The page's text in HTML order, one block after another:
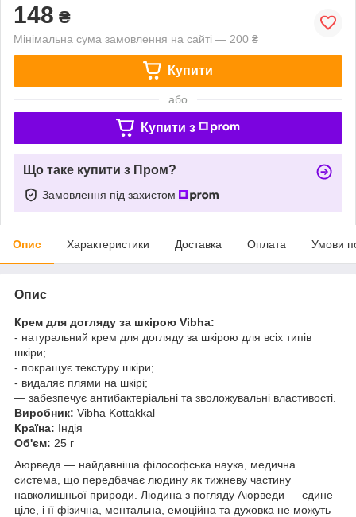
148 ₴
Мінімальна сума замовлення на сайті — 200 ₴
Купити
або
Купити з
Що таке купити з Пром?
Замовлення під захистом
Опис Характеристики Доставка Оплата Умови
Опис
Крем для догляду за шкірою Vibha:
- натуральний крем для догляду за шкірою для всіх типів
шкіри;
- покращує текстуру шкіри;
- видаляє плями на шкірі;
— забезпечує антибактеріальні та зволожувальні властивості.
Виробник: Vibha Kottakkal
Країна: Індія
Об'єм: 25 г
Аюрведа — найдавніша філософська наука, медична
система, що передбачає людину як тижневу частину
навколишньої природи. Людина з погляду Аюрведи — єдине
ціле, і її фізична, ментальна, емоційна та духовка не можуть